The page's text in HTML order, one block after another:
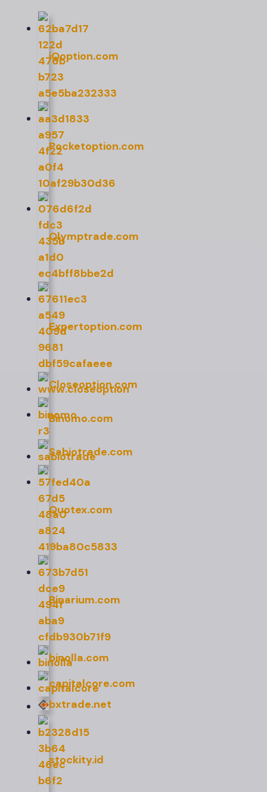
iQoption.com
Pocketoption.com
Olymptrade.com
Expertoption.com
Closeoption.com
Binomo.com
Sabiotrade.com
Quotex.com
Binarium.com
binolla.com
capitalcore.com
bxtrade.net
stockity.id